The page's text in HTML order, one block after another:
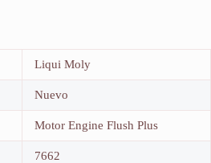
Liqui Moly
Nuevo
Motor Engine Flush Plus
7662